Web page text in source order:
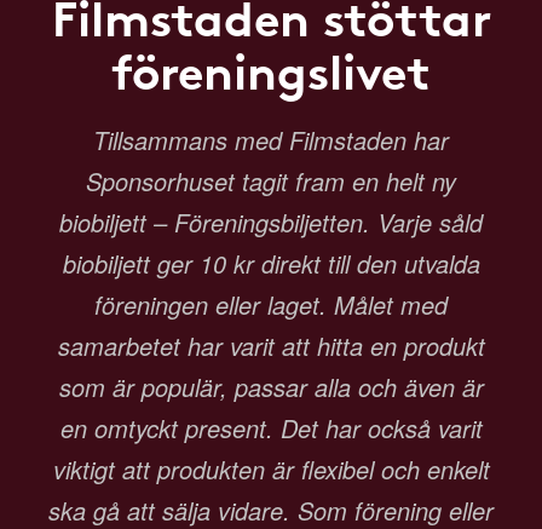
Filmstaden stöttar
föreningslivet
Tillsammans med Filmstaden har
Sponsorhuset tagit fram en helt ny
biobiljett – Föreningsbiljetten. Varje såld
biobiljett ger 10 kr direkt till den utvalda
föreningen eller laget. Målet med
samarbetet har varit att hitta en produkt
som är populär, passar alla och även är
en omtyckt present. Det har också varit
viktigt att produkten är flexibel och enkelt
ska gå att sälja vidare. Som förening eller